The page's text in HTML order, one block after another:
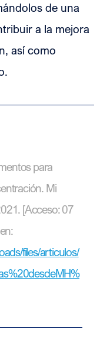
de una
a la mejora
así como
para
Mi
[Acceso: 07
files/articulos/